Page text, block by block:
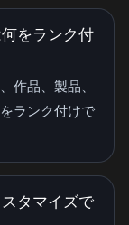
をランク付
作品、製品、
ランク付けで
タマイズで